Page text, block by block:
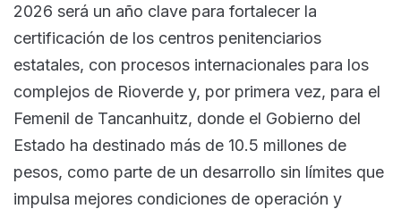
2026 será un año clave para fortalecer la
certificación de los centros penitenciarios
estatales, con procesos internacionales para los
complejos de Rioverde y, por primera vez, para el
Femenil de Tancanhuitz, donde el Gobierno del
Estado ha destinado más de 10.5 millones de
pesos, como parte de un desarrollo sin límites que
impulsa mejores condiciones de operación y